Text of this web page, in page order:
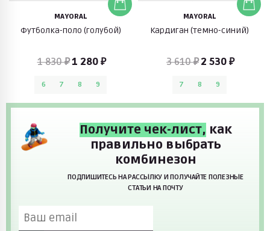
MAYORAL
Футболка-поло (голубой)
1 830 ₽1 280 ₽
6 7 8 9
MAYORAL
Кардиган (темно-синий)
3 610 ₽ 2 530 ₽
7 8 9
Получите чек-лист, как
правильно выбрать
комбинезон
ПОДПИШИТЕСЬ НА РАССЫЛКУ И ПОЛУЧАЙТЕ ПОЛЕЗНЫЕ
СТАТЬИ НА ПОЧТУ